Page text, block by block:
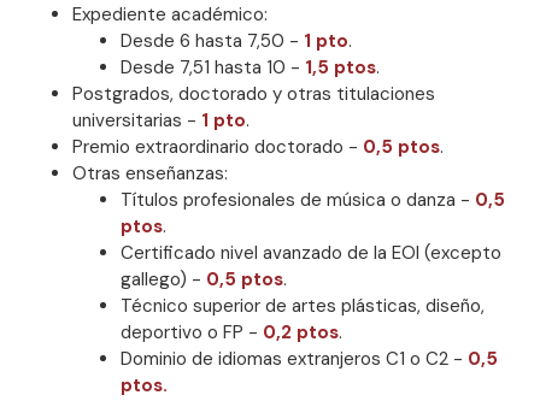
Expediente académico:
Desde 6 hasta 7,50 - 1 pto.
Desde 7,51 hasta 10 - 1,5 ptos.
Postgrados, doctorado y otras titulaciones
universitarias - 1 pto.
Premio extraordinario doctorado - 0,5 ptos.
Otras enseñanzas:
Títulos profesionales de música o danza - 0,5
ptos.
Certificado nivel avanzado de la EOI (excepto
gallego) - 0,5 ptos.
Técnico superior de artes plásticas, diseño,
deportivo o FP - 0,2 ptos.
Dominio de idiomas extranjeros C1 o C2 - 0,5
ptos.